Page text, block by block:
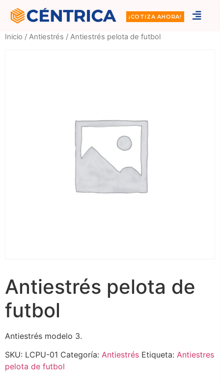
¡COTIZA AHORA!
Inicio / Antiestrés / Antiestrés pelota de futbol
Antiestrés pelota de
futbol
Antiestrés modelo 3.
SKU: LCPU-01 Categoría: Antiestrés Etiqueta: Antiestres
pelota de futbol